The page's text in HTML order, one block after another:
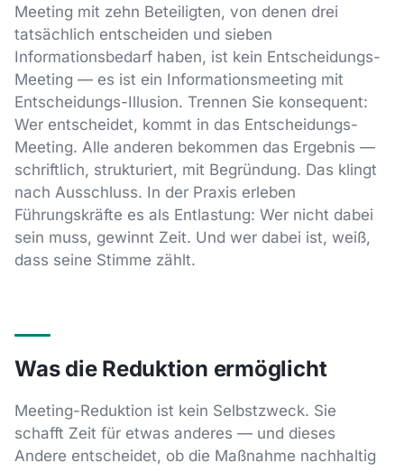
Meeting mit zehn Beteiligten, von denen drei
tatsächlich entscheiden und sieben
Informationsbedarf haben, ist kein Entscheidungs-
Meeting — es ist ein Informationsmeeting mit
Entscheidungs-Illusion. Trennen Sie konsequent:
Wer entscheidet, kommt in das Entscheidungs-
Meeting. Alle anderen bekommen das Ergebnis —
schriftlich, strukturiert, mit Begründung. Das klingt
nach Ausschluss. In der Praxis erleben
Führungskräfte es als Entlastung: Wer nicht dabei
sein muss, gewinnt Zeit. Und wer dabei ist, weiß,
dass seine Stimme zählt.
Was die Reduktion ermöglicht
Meeting-Reduktion ist kein Selbstzweck. Sie
schafft Zeit für etwas anderes — und dieses
Andere entscheidet, ob die Maßnahme nachhaltig